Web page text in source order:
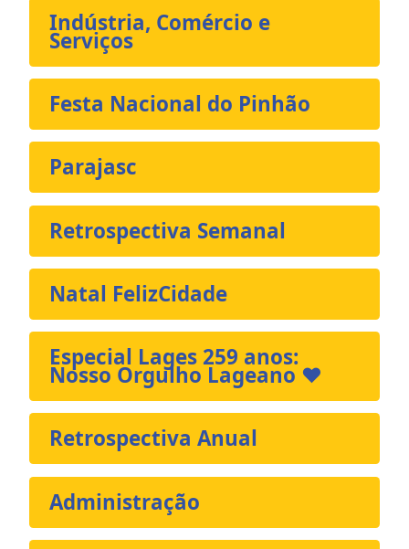
Indústria, Comércio e
Serviços
Festa Nacional do Pinhão
Parajasc
Retrospectiva Semanal
Natal FelizCidade
Especial Lages 259 anos:
Nosso Orgulho Lageano ❤️
Retrospectiva Anual
Administração